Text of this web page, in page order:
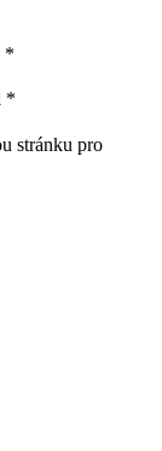
*
*
stránku pro